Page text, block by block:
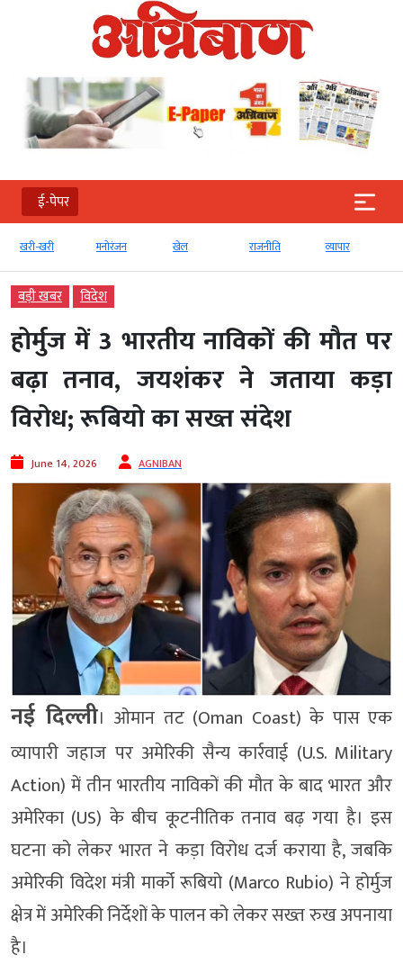
ई-पेपर
खरी-खरी मनोरंजन राजनीति व्‍यापार
बड़ी खबर विदेश
होर्मुज में 3 भारतीय नाविकों की मौत पर
बढ़ा तनाव, जयशंकर ने जताया कड़ा
विरोध; रूबियो का सख्त संदेश
June 14, 2026 AGNIBAN
नई दिल्ली। ओमान तट (Oman Coast) के पास एक
व्यापारी जहाज पर अमेरिकी सैन्य कार्रवाई (U.S. Military
Action) में तीन भारतीय नाविकों की मौत के बाद भारत और
अमेरिका (US) के बीच कूटनीतिक तनाव बढ़ गया है। इस
घटना को लेकर भारत ने कड़ा विरोध दर्ज कराया है, जबकि
अमेरिकी विदेश मंत्री मार्को रूबियो (Marco Rubio) ने होर्मुज
क्षेत्र में अमेरिकी निर्देशों के पालन को लेकर सख्त रुख अपनाया
है।